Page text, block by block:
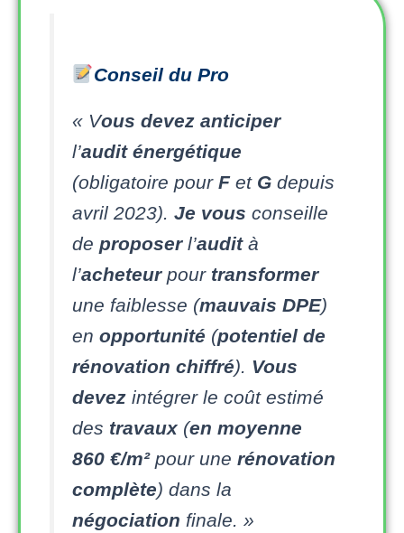
Conseil du Pro
« Vous devez anticiper
l’audit énergétique
(obligatoire pour Fet Gdepuis
avril 2023). Je vous conseille
de proposerl’audità
l’acheteurpour transformer
une faiblesse (mauvais DPE)
en opportunité (potentiel de
rénovation chiffré). Vous
devezintégrer le coût estimé
des travaux(en moyenne
860 €/m²pour une rénovation
complète) dans la
négociation finale. »